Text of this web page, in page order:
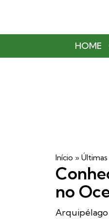
HOME
Início »
no
Arquipélago